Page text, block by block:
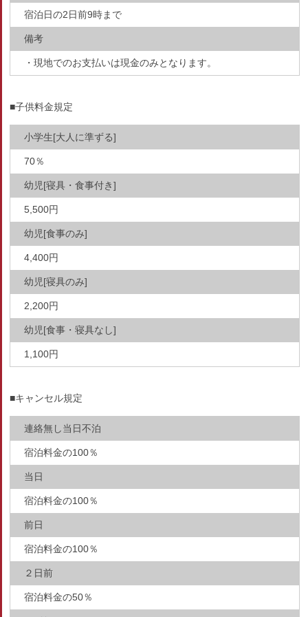
宿泊日の2日前9時まで
備考
・現地でのお支払いは現金のみとなります。
■子供料金規定
小学生[大人に準ずる]
70％
幼児[寝具・食事付き]
5,500円
幼児[食事のみ]
4,400円
幼児[寝具のみ]
2,200円
幼児[食事・寝具なし]
1,100円
■キャンセル規定
連絡無し当日不泊
宿泊料金の100％
当日
宿泊料金の100％
前日
宿泊料金の100％
２日前
宿泊料金の50％